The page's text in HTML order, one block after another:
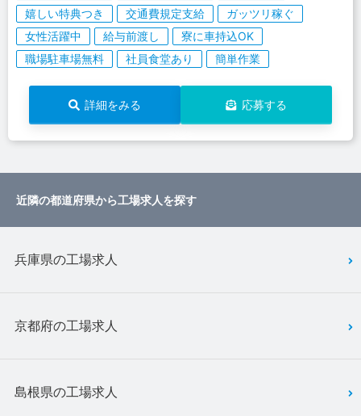
嬉しい特典つき
交通費規定支給
ガッツリ稼ぐ
女性活躍中
給与前渡し
寮に車持込OK
職場駐車場無料
社員食堂あり 簡単作業
詳細をみる 応募する
近隣の都道府県から工場求人を探す
兵庫県の工場求人
京都府の工場求人
島根県の工場求人